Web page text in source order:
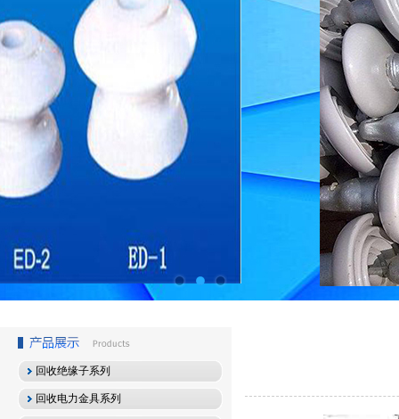
回收绝缘子系列
回收电力金具系列